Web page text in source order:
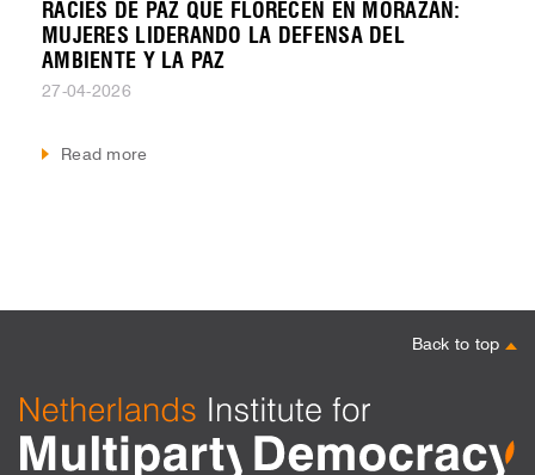
RACIES DE PAZ QUE FLORECEN EN MORAZÁN:
MUJERES LIDERANDO LA DEFENSA DEL
AMBIENTE Y LA PAZ
27-04-2026
Read more
Back to top